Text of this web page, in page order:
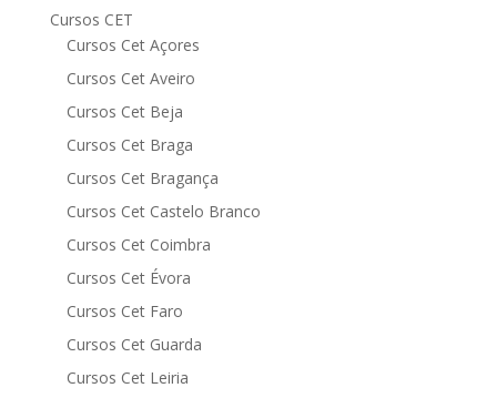
Cursos CET
Cursos Cet Açores
Cursos Cet Aveiro
Cursos Cet Beja
Cursos Cet Braga
Cursos Cet Bragança
Cursos Cet Castelo Branco
Cursos Cet Coimbra
Cursos Cet Évora
Cursos Cet Faro
Cursos Cet Guarda
Cursos Cet Leiria